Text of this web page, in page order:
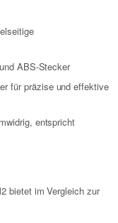
ABS-Stecker
für präzise und effektive
entspricht
bietet im Vergleich zur